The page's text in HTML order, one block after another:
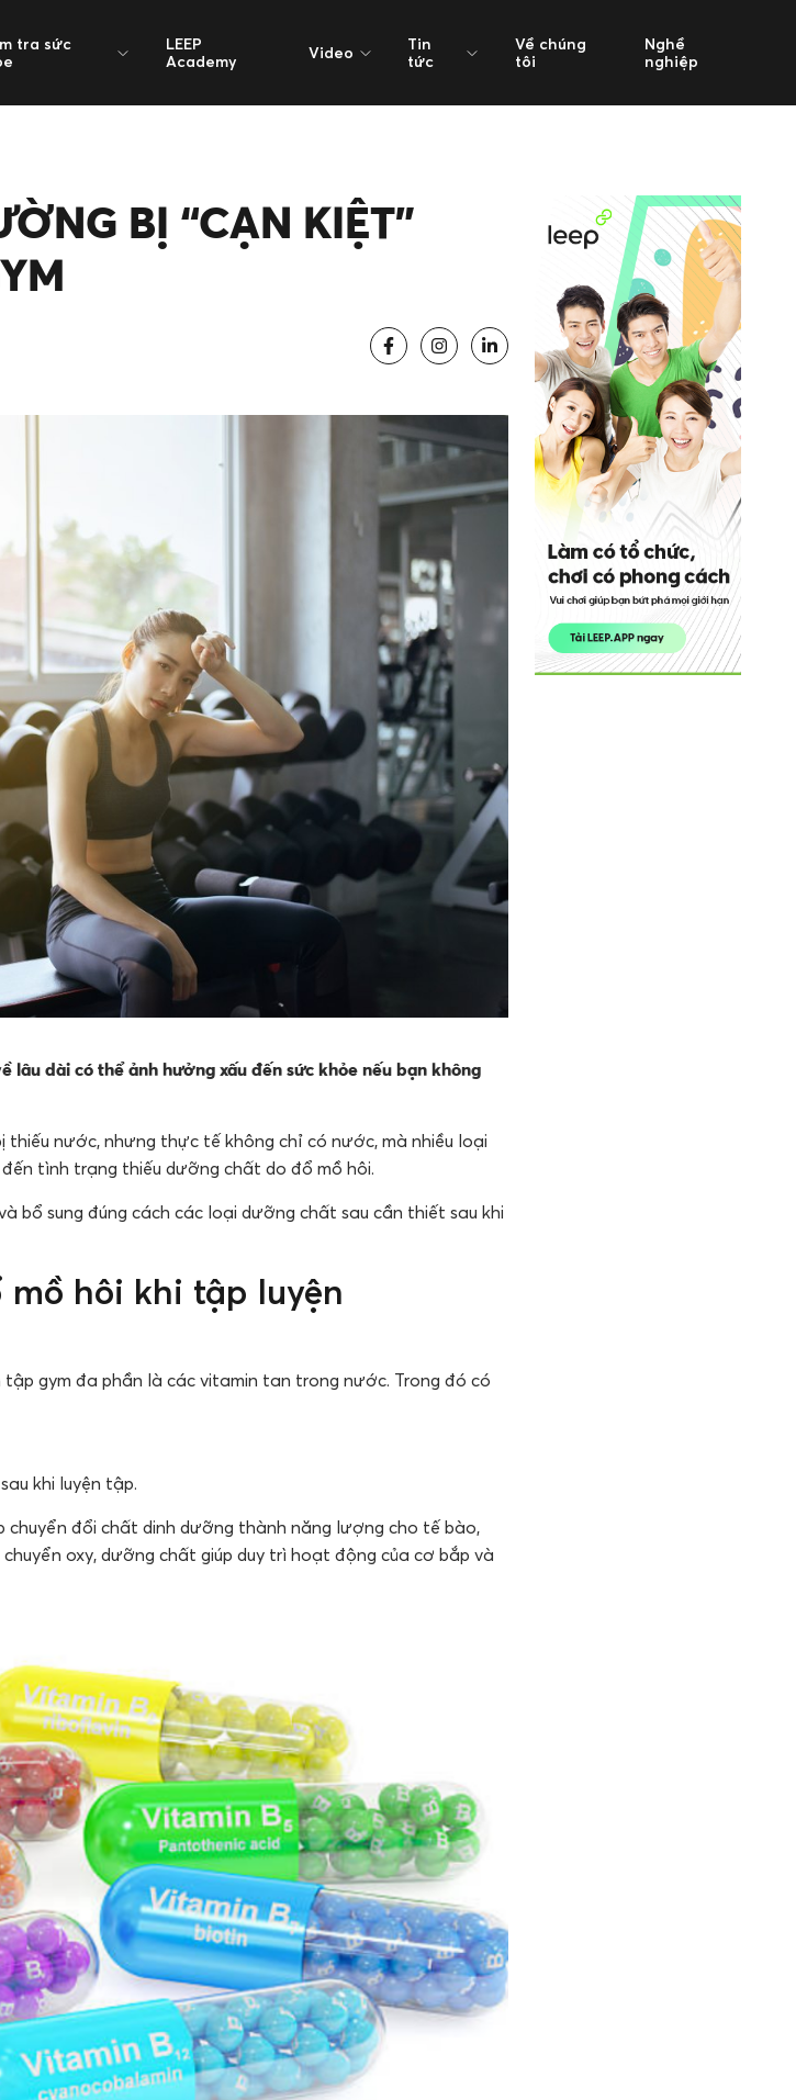
tra sức
LEEP
Academy
Video
Tin
tức
Về chúng
tôi
Nghề
nghiệp
BỊ “CẠN KIỆT”
lâu dài có thể ảnh hưởng xấu đến sức khỏe nếu bạn không
thiếu nước, nhưng thực tế không chỉ có nước, mà nhiều loại
tình trạng thiếu dưỡng chất do đổ mồ hôi.
bổ sung đúng cách các loại dưỡng chất sau cần thiết sau khi
hôi khi tập luyện
gym đa phần là các vitamin tan trong nước. Trong đó có
khi luyện tập.
chuyển đổi chất dinh dưỡng thành năng lượng cho tế bào,
oxy, dưỡng chất giúp duy trì hoạt động của cơ bắp và